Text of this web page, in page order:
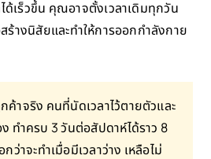
ด้เร็วขึ้น คุณอาจตั้งเวลาเดิมทุกวัน
ร้างนิสัยและทำให้การออกกำลังกาย
ค้าจริง คนที่นัดเวลาไว้ตายตัวและ
ทำครบ 3 วันต่อสัปดาห์ได้ราว 8
าจะทำเมื่อมีเวลาว่าง เหลือไม่